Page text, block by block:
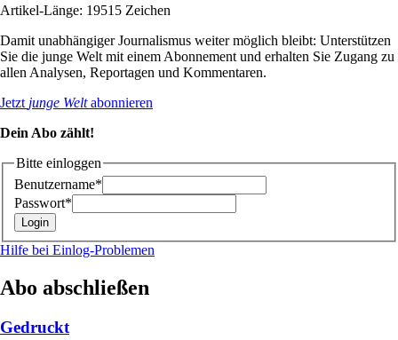
Artikel-Länge: 19515 Zeichen
Damit unabhängiger Journalismus weiter möglich bleibt: Unterstützen
Sie die junge Welt mit einem Abonnement und erhalten Sie Zugang zu
allen Analysen, Reportagen und Kommentaren.
Jetzt junge Weltabonnieren
Dein Abo zählt!
Bitte einloggen
Benutzername*
Passwort*
Hilfe bei Einlog-Problemen
Abo abschließen
Gedruckt